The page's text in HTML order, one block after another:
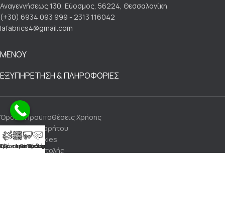
Αναγεννήσεως 130, Εύοσμος, 56224, Θεσσαλονίκη
(+30) 6934 093 999 - 2313 116042
lafabrics4@gmail.com
ΜΕΝΟΥ
ΕΞΥΠΗΡΕΤΗΣΗ & ΠΛΗΡΟΦΟΡΙΕΣ
Όροι & Προϋποθέσεις Χρήσης
Πολιτική Απορρήτου
Πολιτική Cookies
Τρόποι Αποστολής
Υφάσματα
- Λινά Υφάσματα
Εξωτερικού Χώρου
Επικοινωνία